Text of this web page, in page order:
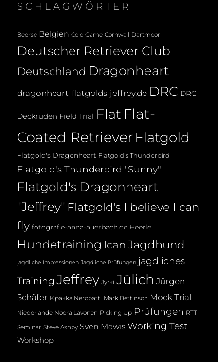
SCHLAGWÖRTER
Beerse Belgien Cold Game Cornwall Dartmoor
Deutscher Retriever Club
Deutschland Dragonheart
dragonheart-flatgolds-jeffrey.de DRC DRC
Deckrüden Field Trial Flat Flat-
Coated Retriever Flatgold
Flatgold's Dragonheart Flatgold's Thunderbird
Flatgold's Thunderbird "Sunny"
Flatgold's Dragonheart
"Jeffrey" Flatgold's I believe I can
fly fotografie-anna-auerbach.de Heerle
Hundetraining Ican Jagdhund
jagdliche Impressionen Jagdliche Prüfungen jagdliches
Training Jeffrey Jyrki Jülich Jürgen
Schäfer Kipakka Neropatti Mark Bettinson Mock Trial
Niederlande Noora Lavonen Picking Up Prüfungen RTT
Seminar Steve Ashby Sven Mewis Working Test
Workshop